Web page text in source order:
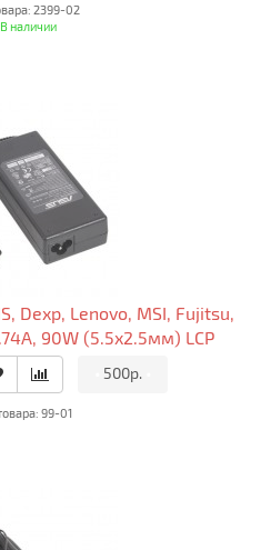
2399-02
наличии
Dexp, Lenovo, MSI, Fujitsu,
90W (5.5x2.5мм) LCP
500р.
99-01